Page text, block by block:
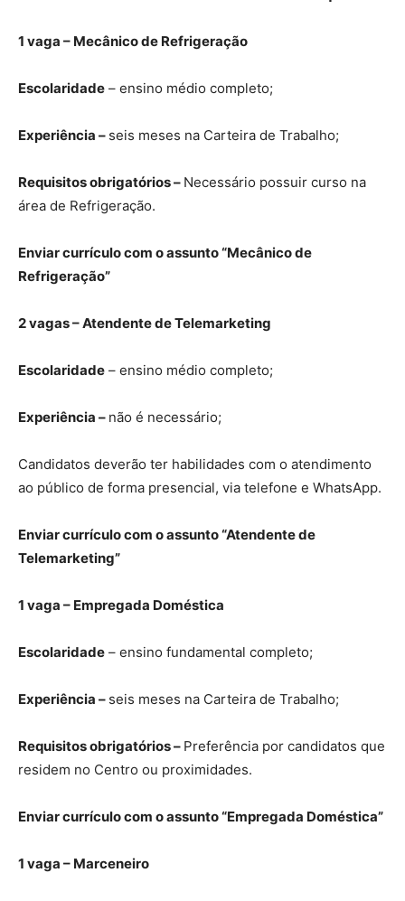
1 vaga – Mecânico de Refrigeração
Escolaridade – ensino médio completo;
Experiência – seis meses na Carteira de Trabalho;
Requisitos obrigatórios – Necessário possuir curso na
área de Refrigeração.
Enviar currículo com o assunto “Mecânico de
Refrigeração”
2 vagas – Atendente de Telemarketing
Escolaridade – ensino médio completo;
Experiência – não é necessário;
Candidatos deverão ter habilidades com o atendimento
ao público de forma presencial, via telefone e WhatsApp.
Enviar currículo com o assunto “Atendente de
Telemarketing”
1 vaga – Empregada Doméstica
Escolaridade – ensino fundamental completo;
Experiência – seis meses na Carteira de Trabalho;
Requisitos obrigatórios – Preferência por candidatos que
residem no Centro ou proximidades.
Enviar currículo com o assunto “Empregada Doméstica”
1 vaga – Marceneiro